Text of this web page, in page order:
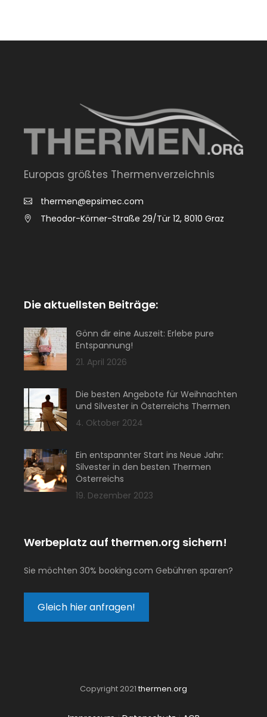
Europas größtes Thermenverzeichnis
thermen@epsimec.com
Theodor-Körner-Straße 29/Tür 12, 8010 Graz
Die aktuellsten Beiträge:
Gönn dir eine Auszeit: Erlebe pure
Entspannung!
21. April 2026
Die besten Angebote für Weihnachten
und Silvester in Österreichs Thermen
4. Oktober 2024
Ein entspannter Start ins Neue Jahr:
Silvester in den besten Thermen
Österreichs
19. Dezember 2023
Werbeplatz auf thermen.org sichern!
Sie möchten 30% booking.com Gebühren sparen?
Gleich hier anfragen!
Copyright 2021thermen.org